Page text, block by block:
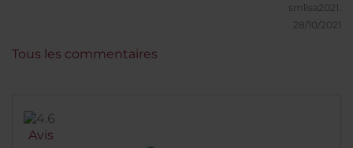
smlisa2021.
28/10/2021
Avis
Tous les commentaires